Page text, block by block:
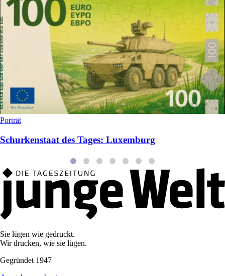
Porträt
Schurkenstaat des Tages: Luxemburg
Sie lügen wie gedruckt.
Wir drucken, wie sie lügen.
Gegründet 1947